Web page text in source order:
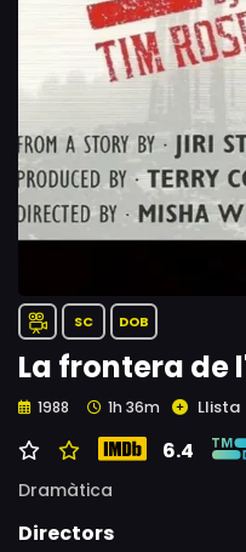
SC DOB
La frontera de
1988 1h 36m Llista
6.4
Dramàtica
Directors